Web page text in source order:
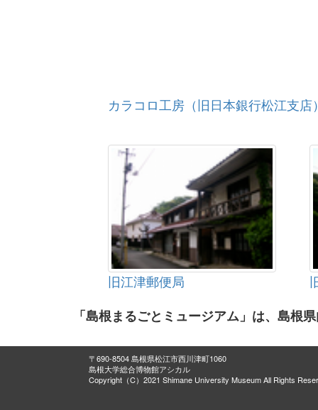
カラコロ工房（旧日本銀行松江支店
旧江津郵便局
「島根まるごとミュージアム」は、島根
〒690-8504 島根県松江市西川津町1060
島根大学総合博物館アシカル
Copyright（C）2021 Shimane University Museum All Rights